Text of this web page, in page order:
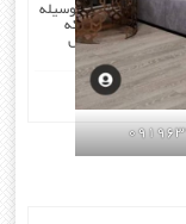
درب و چارچوب بوسیله
محل انجام میشود که
درب با چارچوب فیکس میشود۰۹۱۹۶۳۷۵۸۰۰-۰۹۳۰۷۸۰۱۷۸۸مهندس
عایق-صوتی ضد-صدا ۰۹۱۹۶۳۷۵۸۰۰